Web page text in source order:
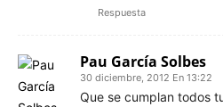
Respuesta
Pau García Solbes
30 diciembre, 2012 En 13:22
Que se cumplan todos